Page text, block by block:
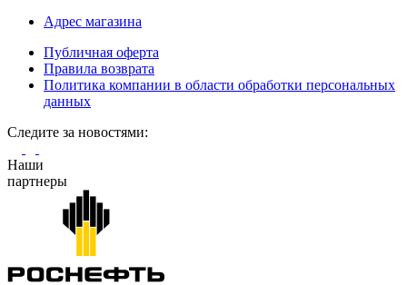
Адрес магазина
Публичная оферта
Правила возврата
Политика компании в области обработки персональных
данных
Cледите за новостями:
Наши
партнеры